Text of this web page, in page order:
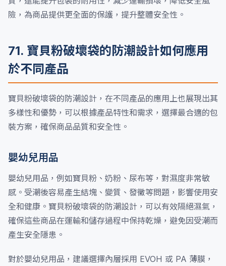
險，為商品提供更全面的保護，提升整體安全性。
71. 寶貝粉破壞袋的防潮設計如何應用
於不同產品
寶貝粉破壞袋的防潮設計，在不同產品的應用上也展現出其
多樣性和優勢，可以根據產品特性和需求，選擇最合適的包
裝方案，確保商品品質和安全性。
嬰幼兒用品
嬰幼兒用品，例如寶貝粉、奶粉、尿布等，對濕度非常敏
感。受潮後容易產生結塊、變質、發黴等問題，影響使用安
全和健康。寶貝粉破壞袋的防潮設計，可以有效隔絕濕氣，
確保這些商品在運輸和儲存過程中保持乾燥，避免因受潮而
產生安全隱患。
對於嬰幼兒用品，建議選擇內層採用 EVOH 或 PA 薄膜，